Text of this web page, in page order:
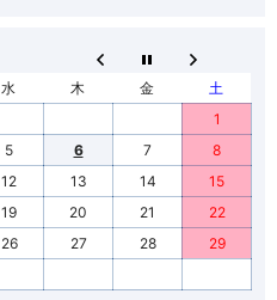
水 木 金
土
1
5 6 7
8
12 13 14
15
19 20 21
22
26 27 28
29